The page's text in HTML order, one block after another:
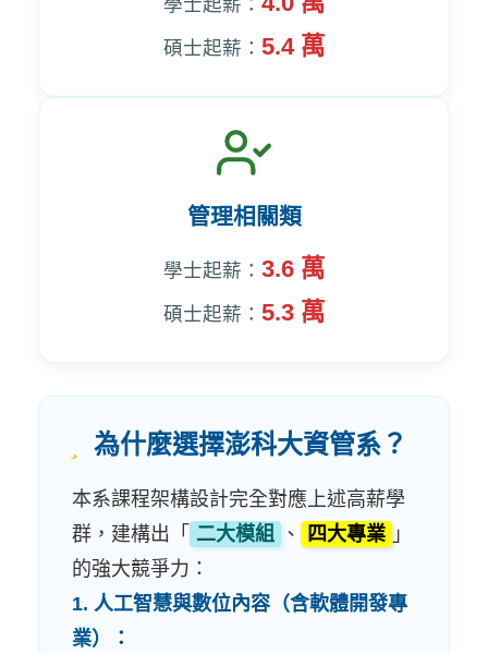
碩士起薪： 5.4 萬
管理相關類
學士起薪： 3.6 萬
碩士起薪： 5.3 萬
為什麼選擇澎科大資管系？
本系課程架構設計完全對應上述高薪學
群，建構出「 二大模組 、 四大專業 」
的強大競爭力：
1. 人工智慧與數位內容（含軟體開發專
業）：